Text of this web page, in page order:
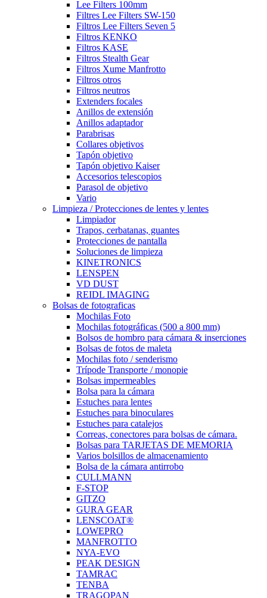
Lee Filters 100mm
Filtres Lee Filters SW-150
Filtros Lee Filters Seven 5
Filtros KENKO
Filtros KASE
Filtros Stealth Gear
Filtros Xume Manfrotto
Filtros otros
Filtros neutros
Extenders focales
Anillos de extensión
Anillos adaptador
Parabrisas
Collares objetivos
Tapón objetivo
Tapón objetivo Kaiser
Accesorios telescopios
Parasol de objetivo
Vario
Limpieza / Protecciones de lentes y lentes
Limpiador
Trapos, cerbatanas, guantes
Protecciones de pantalla
Soluciones de limpieza
KINETRONICS
LENSPEN
VD DUST
REIDL IMAGING
Bolsas de fotograficas
Mochilas Foto
Mochilas fotográficas (500 a 800 mm)
Bolsos de hombro para cámara & inserciones
Bolsas de fotos de maleta
Mochilas foto / senderismo
Trípode Transporte / monopie
Bolsas impermeables
Bolsa para la cámara
Estuches para lentes
Estuches para binoculares
Estuches para catalejos
Correas, conectores para bolsas de cámara.
Bolsas para TARJETAS DE MEMORIA
Varios bolsillos de almacenamiento
Bolsa de la cámara antirrobo
CULLMANN
F-STOP
GITZO
GURA GEAR
LENSCOAT®
LOWEPRO
MANFROTTO
NYA-EVO
PEAK DESIGN
TAMRAC
TENBA
TRAGOPAN